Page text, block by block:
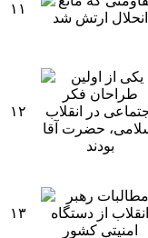
۱۱
۱۲
۱۳